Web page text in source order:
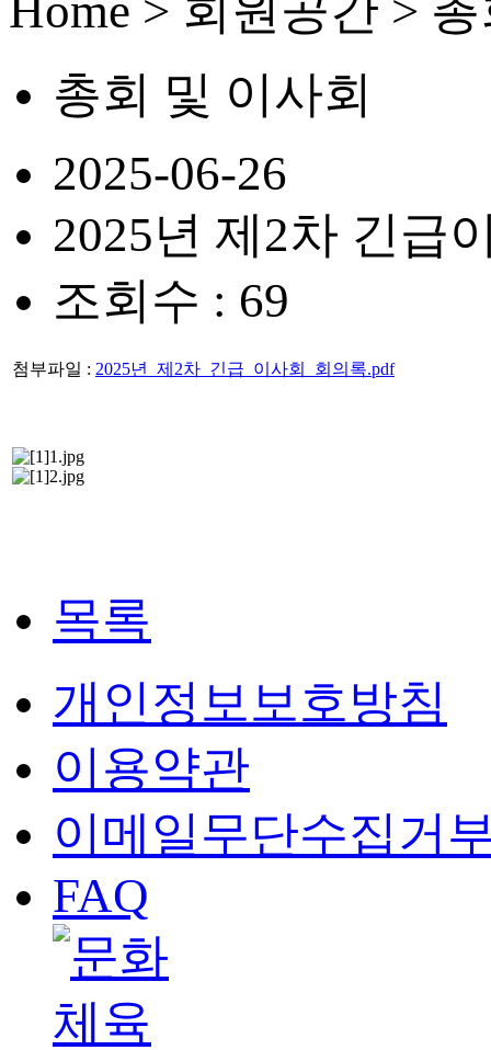
총회 및 이사회
2025-06-26
2025년 제2차 긴급
조회수 : 69
첨부파일 : 2025년_제2차_긴급_이사회_회의록.pdf
목록
개인정보보호방침
이용약관
이메일무단수집거
FAQ